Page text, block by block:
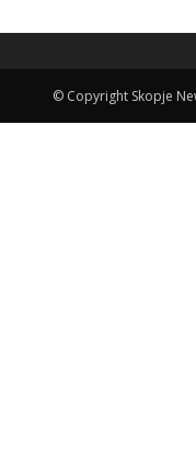
© Copyright Skopje